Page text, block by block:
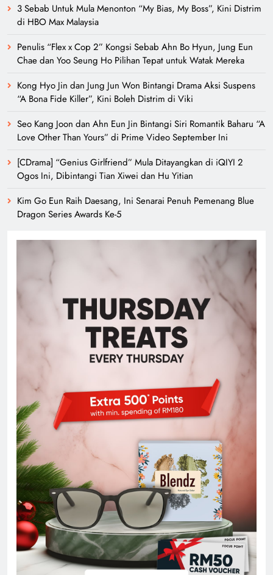
3 Sebab Untuk Mula Menonton “My Bias, My Boss”, Kini Distrim
di HBO Max Malaysia
Penulis “Flex x Cop 2” Kongsi Sebab Ahn Bo Hyun, Jung Eun
Chae dan Yoo Seung Ho Pilihan Tepat untuk Watak Mereka
Kong Hyo Jin dan Jung Jun Won Bintangi Drama Aksi Suspens
“A Bona Fide Killer”, Kini Boleh Distrim di Viki
Seo Kang Joon dan Ahn Eun Jin Bintangi Siri Romantik Baharu “A
Love Other Than Yours” di Prime Video September Ini
[CDrama] “Genius Girlfriend” Mula Ditayangkan di iQIYI 2
Ogos Ini, Dibintangi Tian Xiwei dan Hu Yitian
Kim Go Eun Raih Daesang, Ini Senarai Penuh Pemenang Blue
Dragon Series Awards Ke-5